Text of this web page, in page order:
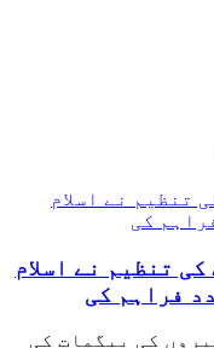
کی تنظیم نے اسلام
فراہم کی
کی بیگمات کی